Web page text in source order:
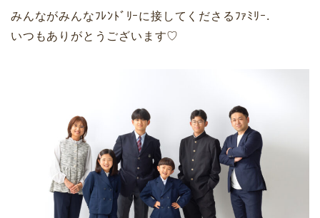
みんながみんなﾌﾚﾝﾄﾞﾘｰに接してくださるﾌｧﾐﾘｰ.
いつもありがとうございます♡